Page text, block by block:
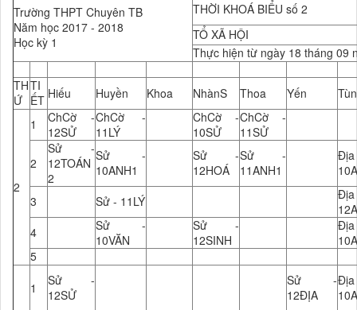
Trường THPT Chuyên TB
Năm học 2017 - 2018
Học kỳ 1
THỜI KHOÁ BIỂU số 2
TỔ XÃ HỘI
Thực hiện từ ngày 18 tháng 09
TH
Ứ
TI
ẾT Hiếu Huyền Khoa NhànS Thoa Yến
2
1
ChCờ -
12SỬ
ChCờ -
11LÝ
ChCờ -
10SỬ
ChCờ -
11SỬ
2
Sử -
12TOÁN
2
Sử -
10ANH1
Sử -
12HOÁ
Sử -
11ANH1
3
Sử - 11LÝ
4
Sử -
10VĂN
Sử -
12SINH
5
1
Sử -
12SỬ
Sử -
12ĐỊA